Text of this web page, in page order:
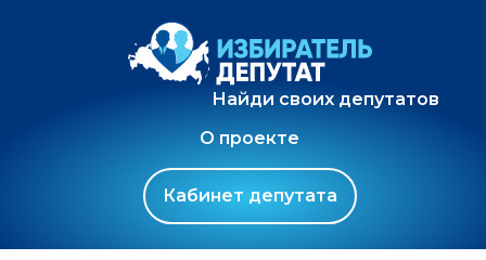
Найди своих депутатов
О проекте
Кабинет депутата